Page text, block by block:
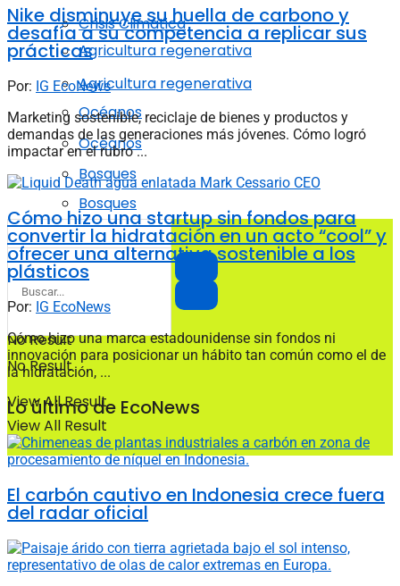
Agricultura regenerativa
Océanos
Bosques
No Result
View All Result
Crisis Climática
Agricultura regenerativa
Océanos
Bosques
No Result
View All Result
Nike disminuye su huella de carbono y
desafía a su competencia a replicar sus
prácticas
Por: IG EcoNews
Marketing sostenible, reciclaje de bienes y productos y
demandas de las generaciones más jóvenes. Cómo logró
impactar en el rubro ...
Cómo hizo una startup sin fondos para
convertir la hidratación en un acto “cool” y
ofrecer una alternativa sostenible a los
plásticos
Por: IG EcoNews
Cómo hizo una marca estadounidense sin fondos ni
innovación para posicionar un hábito tan común como el de
la hidratación, ...
Lo último de EcoNews
El carbón cautivo en Indonesia crece fuera
del radar oficial